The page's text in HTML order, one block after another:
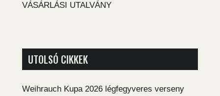
VÁSÁRLÁSI UTALVÁNY
UTOLSÓ CIKKEK
Weihrauch Kupa 2026 légfegyveres verseny